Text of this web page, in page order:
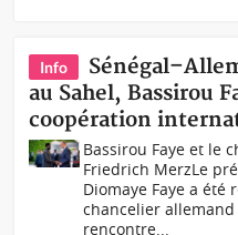
Info
au Sahel, Bassirou
coopération
Bassirou Faye et le
Friedrich MerzLe
Diomaye Faye a
chancelier allemand
rencontre...